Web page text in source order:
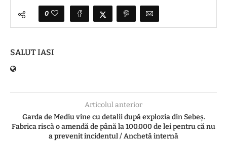
0
SALUT IASI
Articolul anterior
Garda de Mediu vine cu detalii după explozia din Sebeş.
Fabrica riscă o amendă de până la 100.000 de lei pentru că nu
a prevenit incidentul / Anchetă internă